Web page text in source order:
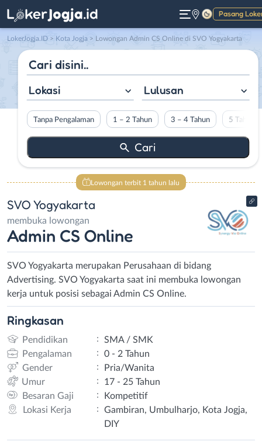
Pasang
Gelap
LokerJogja.ID > Kota Jogja > Lowongan Admin CS Online di SVO Yogyakarta
Lokasi Lulusan
Tanpa Pengalaman 1 – 2 Tahun 3 – 4 Tahun 5 Tahun
Lowongan terbit 1 tahun lalu
SVO Yogyakarta
membuka lowongan
Admin CS Online
SVO Yogyakarta merupakan Perusahaan di bidang
Advertising. SVO Yogyakarta saat ini membuka lowongan
kerja untuk posisi sebagai Admin CS Online.
Ringkasan
Pendidikan :
SMA / SMK
Pengalaman
:
0 - 2 Tahun
Gender
:
Pria/Wanita
Umur
:
17 - 25 Tahun
Besaran Gaji
:
Kompetitif
Lokasi Kerja
:
Gambiran, Umbulharjo, Kota Jogja,
DIY